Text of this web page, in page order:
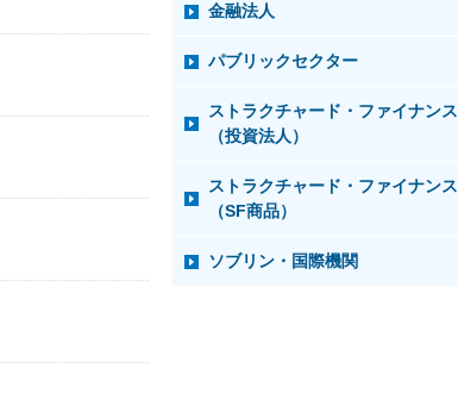
金融法人
パブリックセクター
ストラクチャード・ファイナンス
（投資法人）
ストラクチャード・ファイナンス
（SF商品）
ソブリン・国際機関